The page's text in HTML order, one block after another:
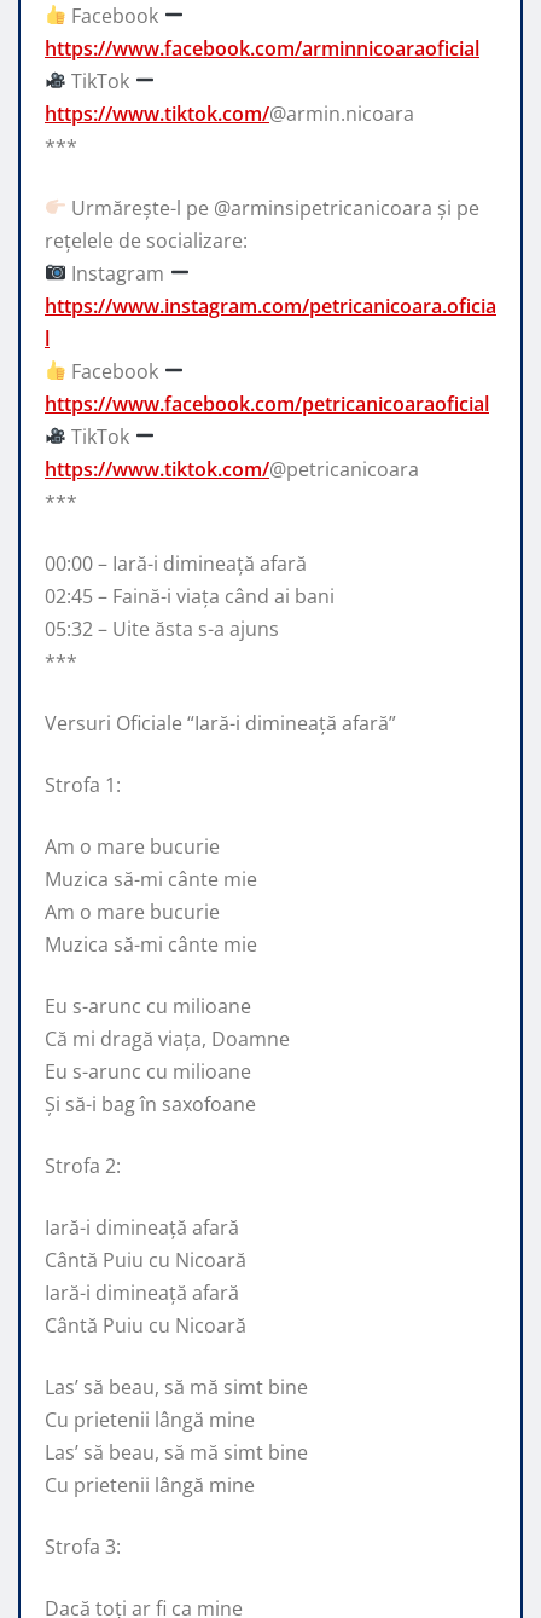
Facebook
https://www.facebook.com/arminnicoaraoficial
TikTok
https://www.tiktok.com/@armin.nicoara
***
Urmărește-l pe @arminsipetricanicoara și pe
rețelele de socializare:
Instagram
https://www.instagram.com/petricanicoara.oficia
l
Facebook
https://www.facebook.com/petricanicoaraoficial
TikTok
https://www.tiktok.com/@petricanicoara
***
00:00 – Iară-i dimineață afară
02:45 – Faină-i viața când ai bani
05:32 – Uite ăsta s-a ajuns
***
Versuri Oficiale “Iară-i dimineață afară”
Strofa 1:
Am o mare bucurie
Muzica să-mi cânte mie
Am o mare bucurie
Muzica să-mi cânte mie
Eu s-arunc cu milioane
Că mi dragă viața, Doamne
Eu s-arunc cu milioane
Și să-i bag în saxofoane
Strofa 2:
Iară-i dimineață afară
Cântă Puiu cu Nicoară
Iară-i dimineață afară
Cântă Puiu cu Nicoară
Las’ să beau, să mă simt bine
Cu prietenii lângă mine
Las’ să beau, să mă simt bine
Cu prietenii lângă mine
Strofa 3:
Dacă toți ar fi ca mine